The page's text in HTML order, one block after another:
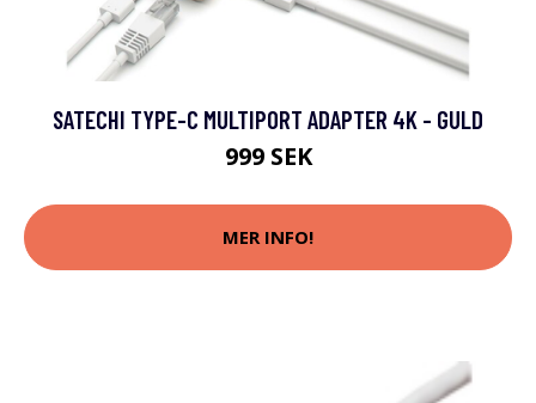
SATECHI TYPE-C MULTIPORT ADAPTER 4K - GULD
999 SEK
MER INFO!